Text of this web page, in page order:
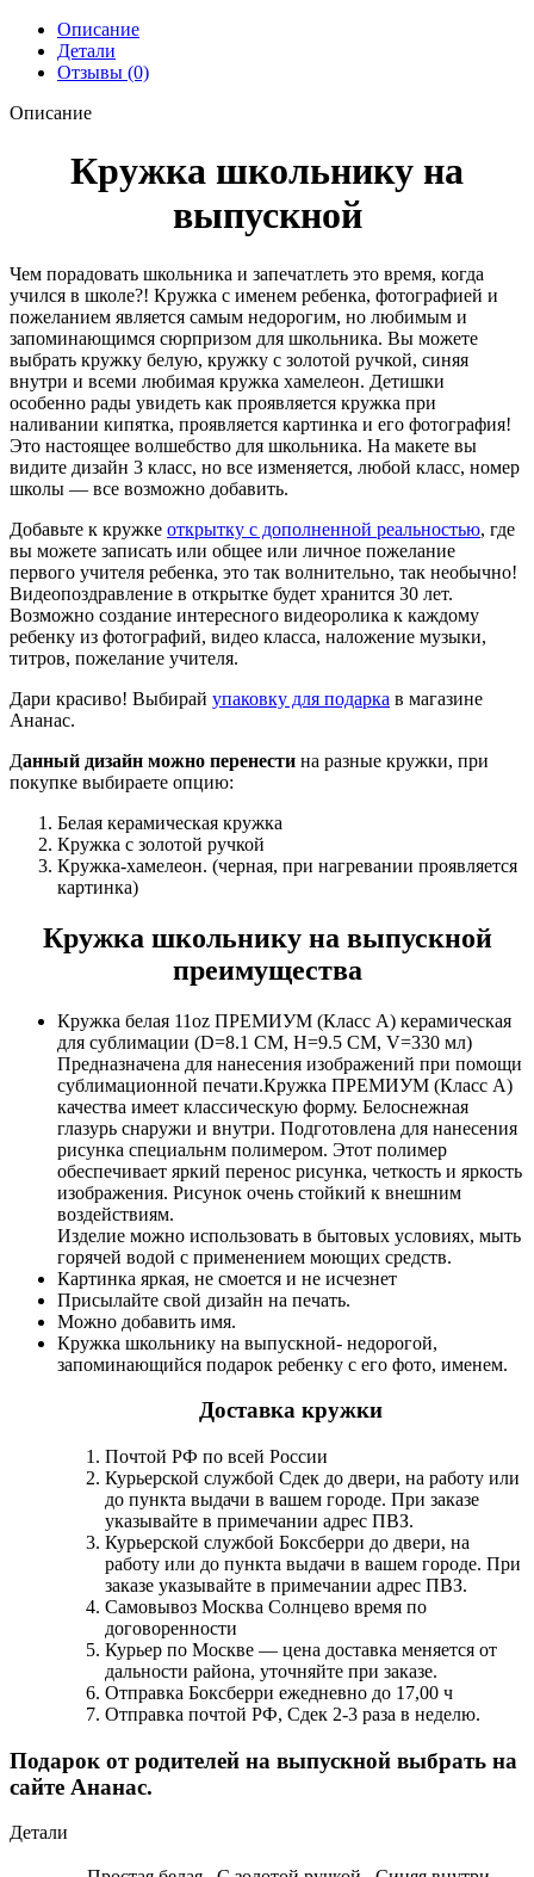
Описание
Детали
Отзывы (0)
Описание
Кружка школьнику на
выпускной
Чем порадовать школьника и запечатлеть это время, когда
учился в школе?! Кружка с именем ребенка, фотографией и
пожеланием является самым недорогим, но любимым и
запоминающимся сюрпризом для школьника. Вы можете
выбрать кружку белую, кружку с золотой ручкой, синяя
внутри и всеми любимая кружка хамелеон. Детишки
особенно рады увидеть как проявляется кружка при
наливании кипятка, проявляется картинка и его фотография!
Это настоящее волшебство для школьника. На макете вы
видите дизайн 3 класс, но все изменяется, любой класс, номер
школы — все возможно добавить.
Добавьте к кружке открытку с дополненной реальностью, где
вы можете записать или общее или личное пожелание
первого учителя ребенка, это так волнительно, так необычно!
Видеопоздравление в открытке будет хранится 30 лет.
Возможно создание интересного видеоролика к каждому
ребенку из фотографий, видео класса, наложение музыки,
титров, пожелание учителя.
Дари красиво! Выбирай упаковку для подарка в магазине
Ананас.
Данный дизайн можно перенести на разные кружки, при
покупке выбираете опцию:
Белая керамическая кружка
Кружка с золотой ручкой
Кружка-хамелеон. (черная, при нагревании проявляется
картинка)
Кружка школьнику на выпускной
преимущества
Кружка белая 11oz ПРЕМИУМ (Класс А) керамическая
для сублимации (D=8.1 СМ, H=9.5 СМ, V=330 мл)
Предназначена для нанесения изображений при помощи
сублимационной печати.Кружка ПРЕМИУМ (Класс А)
качества имеет классическую форму. Белоснежная
глазурь снаружи и внутри. Подготовлена для нанесения
рисунка специальнм полимером. Этот полимер
обеспечивает яркий перенос рисунка, четкость и яркость
изображения. Рисунок очень стойкий к внешним
воздействиям.
Изделие можно использовать в бытовых условиях, мыть
горячей водой с применением моющих средств.
Картинка яркая, не смоется и не исчезнет
Присылайте свой дизайн на печать.
Можно добавить имя.
Кружка школьнику на выпускной- недорогой,
запоминающийся подарок ребенку с его фото, именем.
Доставка кружки
Почтой РФ по всей России
Курьерской службой Сдек до двери, на работу или
до пункта выдачи в вашем городе. При заказе
указывайте в примечании адрес ПВЗ.
Курьерской службой Боксберри до двери, на
работу или до пункта выдачи в вашем городе. При
заказе указывайте в примечании адрес ПВЗ.
Самовывоз Москва Солнцево время по
договоренности
Курьер по Москве — цена доставка меняется от
дальности района, уточняйте при заказе.
Отправка Боксберри ежедневно до 17,00 ч
Отправка почтой РФ, Сдек 2-3 раза в неделю.
Подарок от родителей на выпускной выбрать на
сайте Ананас.
Детали